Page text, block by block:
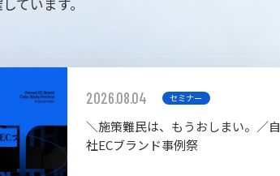
ています。
2026.08.04 セミナー
＼施策難民は、もうおしまい。／自
社ECブランド事例祭